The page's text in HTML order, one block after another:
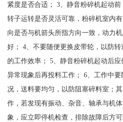
紧度是否合适； 3、静音粉碎机起动
转子运转是否灵活可靠，粉碎机室内
向是否与机箭头所指方向一致，动力
好； 4、不要随便更换皮带轮，以防
的工作效率； 5、静音粉碎机起动后
异常现象后再投料工作； 6、工作中
况，送料要均匀，以防阻塞碎料室；
作，若发现有振动、杂音、轴承与机
象，应立即停机检查，排除故障后方可